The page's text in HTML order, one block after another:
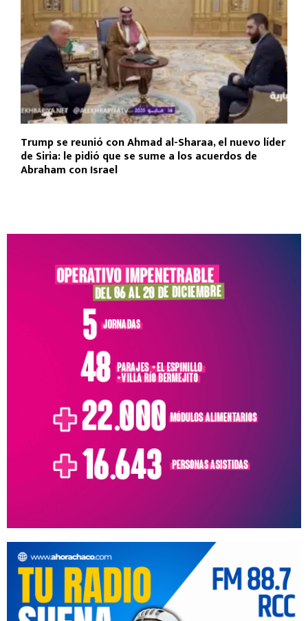
Trump se reunió con Ahmad al-Sharaa, el nuevo líder
de Siria: le pidió que se sume a los acuerdos de
Abraham con Israel